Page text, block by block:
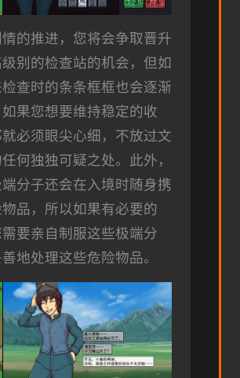
情的推进，您将会争取晋升
别的检查站的机会，但如
检查时的条条框框也会逐渐
果您想要维持稳定的收
就必须眼尖心细，不放过文
何独独可疑之处。此外，
分子还会在入境时随身携
品，所以如果有必要的
要亲自制服这些极端分
地处理这些危险物品。